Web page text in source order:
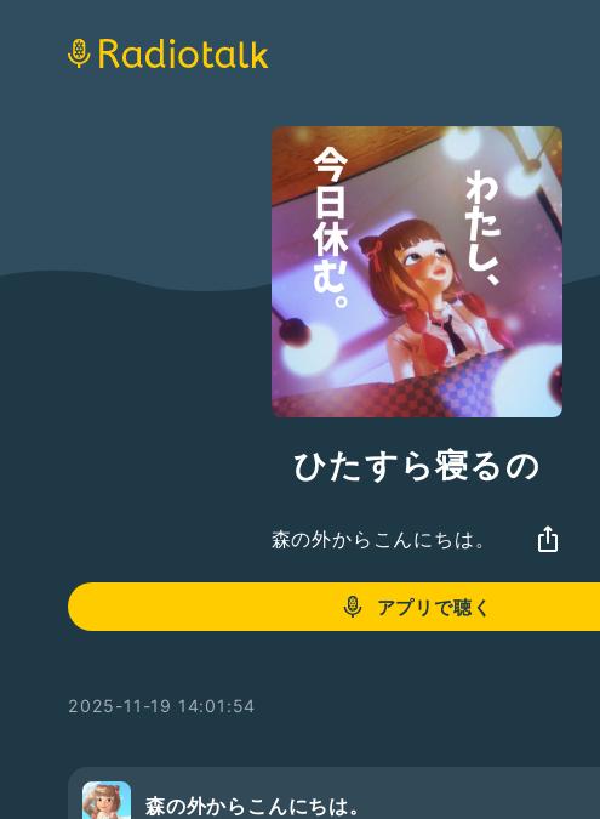
ひたすら寝るの
森の外からこんにちは。
アプリで聴く
2025-11-19 14:01:54
森の外からこんにちは。